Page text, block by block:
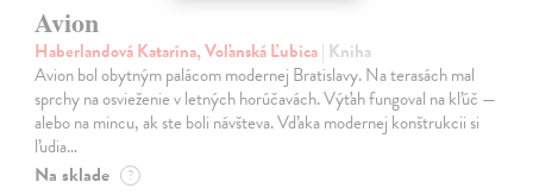
Avion
Haberlandová Katarína, Voľanská Ľubica| Kniha
Avion bol obytným palácom modernej Bratislavy. Na terasách mal
sprchy na osvieženie v letných horúčavách. Výťah fungoval na kľúč —
alebo na mincu, ak ste boli návšteva. Vďaka modernej konštrukcii si
ľudia…
Na sklade ?